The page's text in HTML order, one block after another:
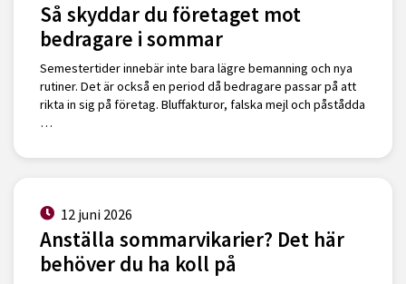
Så skyddar du företaget mot
bedragare i sommar
Semestertider innebär inte bara lägre bemanning och nya
rutiner. Det är också en period då bedragare passar på att
rikta in sig på företag. Bluffakturor, falska mejl och påstådda
…
12 juni 2026
Anställa sommarvikarier? Det här
behöver du ha koll på